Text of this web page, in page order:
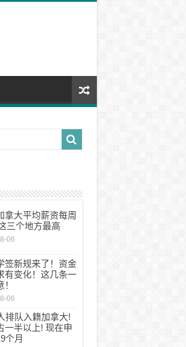
拿大平均薪资每周
三个地方最高
06
签新规来了！资金
有变化！这几条一
06
排队入籍加拿大!
一半以上! 现在申
个月